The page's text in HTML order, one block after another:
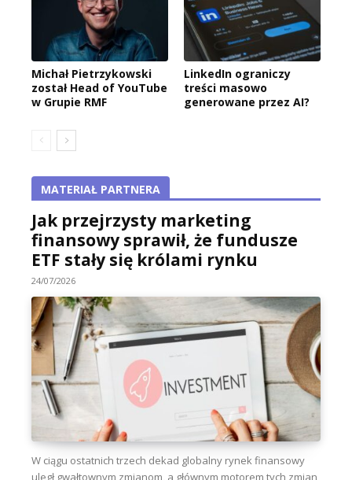
Michał Pietrzykowski
został Head of YouTube
w Grupie RMF
LinkedIn ograniczy
treści masowo
generowane przez AI?
MATERIAŁ PARTNERA
Jak przejrzysty marketing
finansowy sprawił, że fundusze
ETF stały się królami rynku
24/07/2026
W ciągu ostatnich trzech dekad globalny rynek finansowy
uległ gwałtownym zmianom, a głównym motorem tych zmian